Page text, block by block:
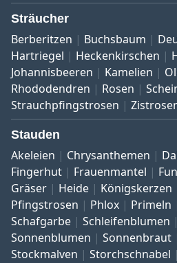
Sträucher
Berberitzen Buchsbaum
Hartriegel
Heckenkirschen
Johannisbeeren
Kamelien
Rhododendren
Rosen
Strauchpfingstrosen
Stauden
Akeleien Chrysanthemen
Fingerhut
Frauenmantel
Gräser
Heide Königskerzen
Pfingstrosen
Phlox Primeln
Schafgarbe
Schleifenblumen
Sonnenblumen
Sonnenbraut
Stockmalven
Storchschnabel